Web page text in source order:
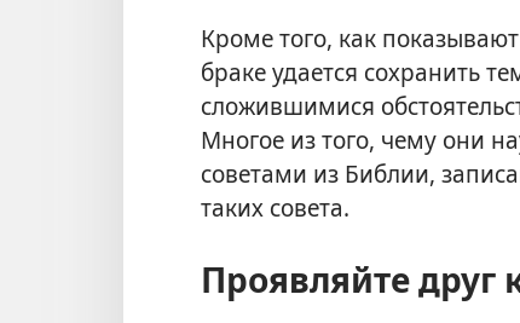
Кроме того, как
браке удается сохранить
сложившимися
Многое из того, чему они
советами из Библии,
таких совета.
Проявляйте друг